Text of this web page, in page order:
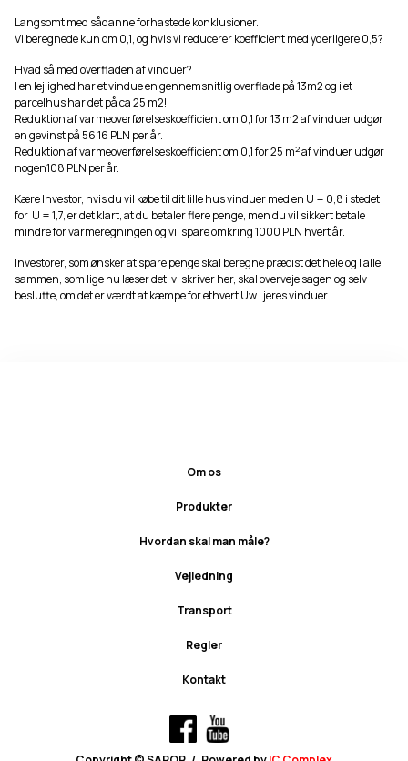
Langsomt med sådanne forhastede konklusioner.
Vi beregnede kun om 0,1, og hvis vi reducerer koefficient med yderligere 0,5?
Hvad så med overfladen af vinduer?
I en lejlighed har et vindue en gennemsnitlig overflade på 13m2 og i et
parcelhus har det på ca 25 m2!
Reduktion af varmeoverførelseskoefficient om 0,1 for 13 m2 af vinduer udgør
en gevinst på 56.16 PLN per år.
Reduktion af varmeoverførelseskoefficient om 0,1 for 25 m2af vinduer udgør
nogen108 PLN per år.
Kære Investor, hvis du vil købe til dit lille hus vinduer med en U = 0,8 i stedet
for U = 1,7, er det klart, at du betaler flere penge, men du vil sikkert betale
mindre for varmeregningen og vil spare omkring 1000 PLN hvert år.
Investorer, som ønsker at spare penge skal beregne præcist det hele og I alle
sammen, som lige nu læser det, vi skriver her, skal overveje sagen og selv
beslutte, om det er værdt at kæmpe for ethvert Uw i jeres vinduer.
Om os
Produkter
Hvordan skal man måle?
Vejledning
Transport
Regler
Kontakt